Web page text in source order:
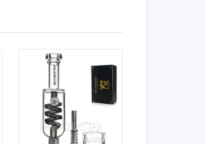
papier à rouler pour
fumer